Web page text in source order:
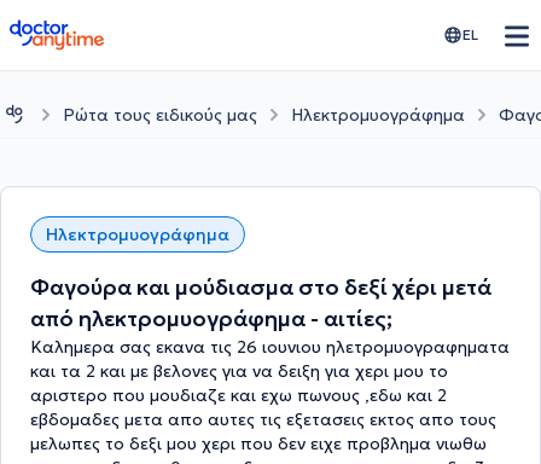
doctoranytime EL
Ρώτα τους ειδικούς μας Ηλεκτρομυογράφημα
Ηλεκτρομυογράφημα
Φαγούρα και μούδιασμα στο δεξί χέρι μετά
από ηλεκτρομυογράφημα - αιτίες;
Καλημερα σας εκανα τις 26 ιουνιου ηλετρομυογραφηματα
και τα 2 και με βελονες για να δειξη για χερι μου το
αριστερο που μουδιαζε και εχω πωνους ,εδω και 2
εβδομαδες μετα απο αυτες τις εξετασεις εκτος απο τους
μελωπες το δεξι μου χερι που δεν ειχε προβλημα νιωθω